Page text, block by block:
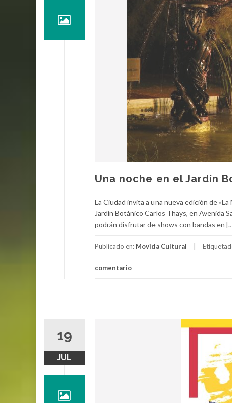
Una noche en el Jardín
La Ciudad invita a una nueva edición de
Jardín Botánico Carlos Thays, en
podrán disfrutar de shows con bandas en
Publicado en: Movida Cultural
comentario
19
JUL